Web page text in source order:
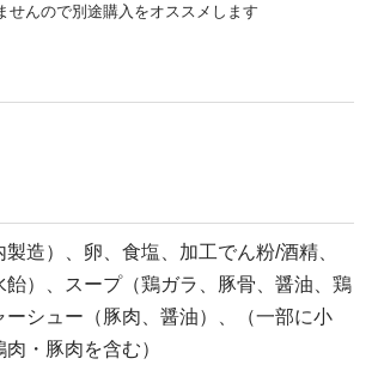
せんので別途購入をオススメします
造）、卵、食塩、加工でん粉/酒精、
飴）、スープ（鶏ガラ、豚骨、醤油、鶏
ーシュー（豚肉、醤油）、（一部に小
・豚肉を含む）